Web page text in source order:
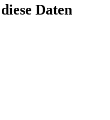
Daten